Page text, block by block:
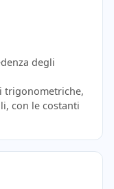
degli
trigonometriche,
con le costanti